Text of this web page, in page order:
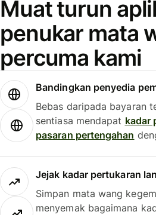
Muat turun
penukar mata
percuma kami
Bandingkan penyedia
Bebas daripada bayaran
sentiasa mendapat kadar
pasaran pertengahan
Jejak kadar pertukaran
Simpan mata wang
menyemak bagaimana